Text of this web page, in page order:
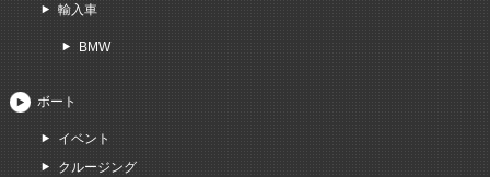
輸入車
BMW
ボート
イベント
クルージング